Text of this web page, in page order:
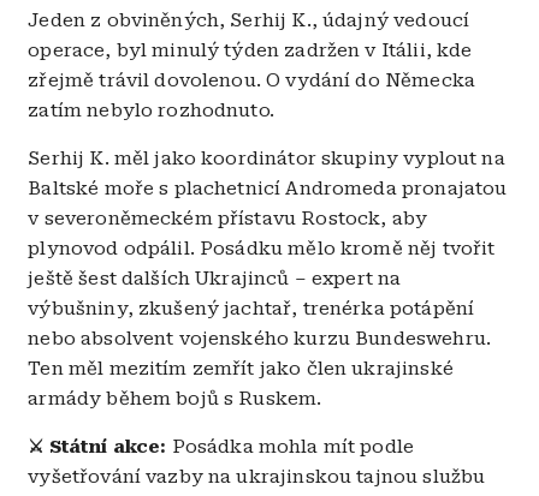
Jeden z obviněných, Serhij K., údajný vedoucí
operace, byl minulý týden zadržen v Itálii, kde
zřejmě trávil dovolenou. O vydání do Německa
zatím nebylo rozhodnuto.
Serhij K. měl jako koordinátor skupiny vyplout na
Baltské moře s plachetnicí Andromeda pronajatou
v severoněmeckém přístavu Rostock, aby
plynovod odpálil. Posádku mělo kromě něj tvořit
ještě šest dalších Ukrajinců – expert na
výbušniny, zkušený jachtař, trenérka potápění
nebo absolvent vojenského kurzu Bundeswehru.
Ten měl mezitím zemřít jako člen ukrajinské
armády během bojů s Ruskem.
⚔️ Státní akce: Posádka mohla mít podle
vyšetřování vazby na ukrajinskou tajnou službu